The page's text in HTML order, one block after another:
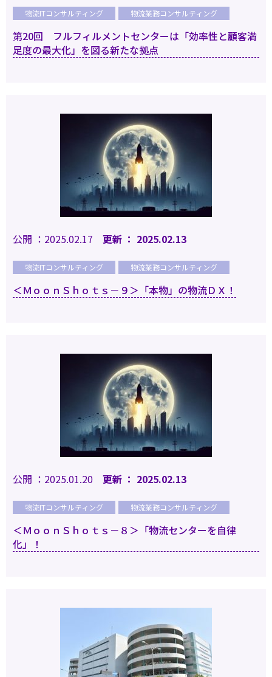
物流ITコンサルティング 物流業務コンサルティング
第20回 フルフィルメントセンターは「効率性と顧客満
足度の最大化」を図る新たな拠点
公開 ：2025.02.17 更新 ： 2025.02.13
物流ITコンサルティング 物流業務コンサルティング
＜ＭｏｏｎＳｈｏｔｓ－９＞「本物」の物流ＤＸ！
公開 ：2025.01.20 更新 ： 2025.02.13
物流ITコンサルティング 物流業務コンサルティング
＜ＭｏｏｎＳｈｏｔｓ－８＞「物流センターを自律
化」！